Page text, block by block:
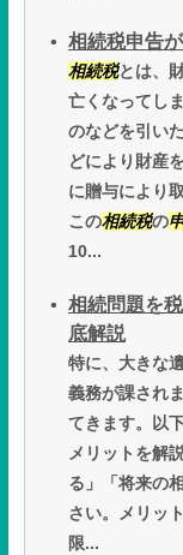
相続税申告
相続税とは、
亡くなってし
のなどを引い
どにより財産
に贈与により
この相続税の
10...
相続問題を
底解説
特に、大きな
義務が課され
てきます。以
メリットを解
る」「将来の
さい。メリッ
限...